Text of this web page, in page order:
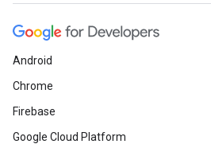
Android
Chrome
Firebase
Google Cloud Platform